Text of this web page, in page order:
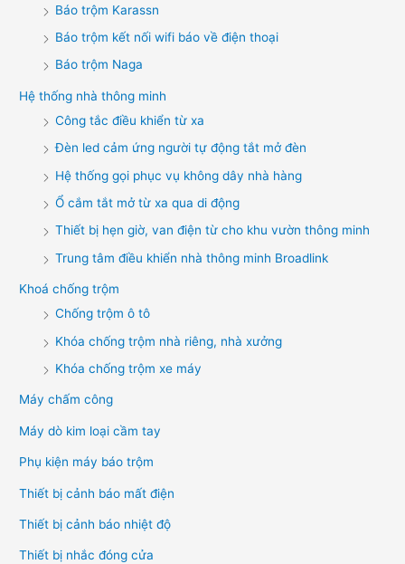
Báo trộm Karassn
Báo trộm kết nối wifi báo về điện thoại
Báo trộm Naga
Hệ thống nhà thông minh
Công tắc điều khiển từ xa
Đèn led cảm ứng người tự động tắt mở đèn
Hệ thống gọi phục vụ không dây nhà hàng
Ổ cắm tắt mở từ xa qua di động
Thiết bị hẹn giờ, van điện từ cho khu vườn thông minh
Trung tâm điều khiển nhà thông minh Broadlink
Khoá chống trộm
Chống trộm ô tô
Khóa chống trộm nhà riêng, nhà xưởng
Khóa chống trộm xe máy
Máy chấm công
Máy dò kim loại cầm tay
Phụ kiện máy báo trộm
Thiết bị cảnh báo mất điện
Thiết bị cảnh báo nhiệt độ
Thiết bị nhắc đóng cửa